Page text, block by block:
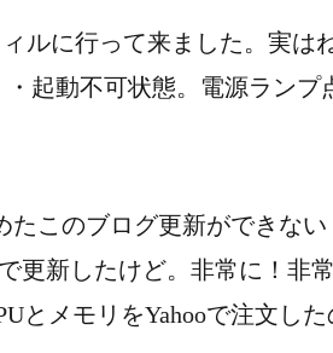
ルに行って来ました。実は
起動不可状態。電源ランプ
たこのブログ更新ができない
更新したけど。非常に！非
とメモリをYahooで注文し